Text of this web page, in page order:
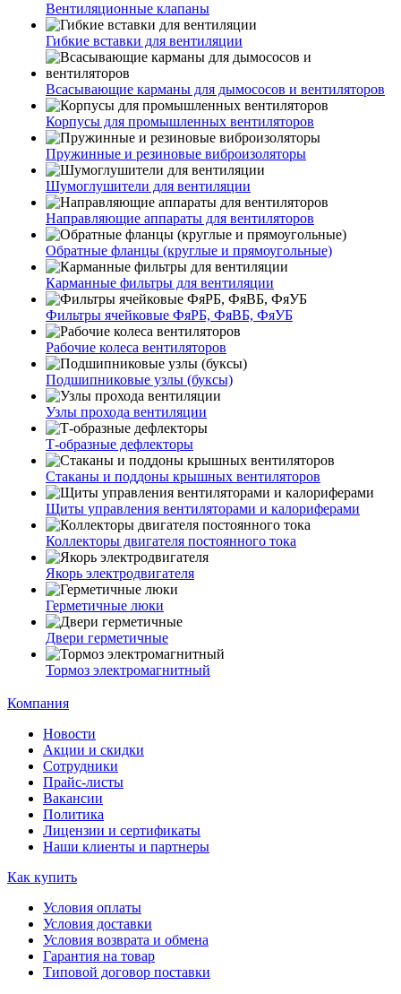
Вентиляционные клапаны
Гибкие вставки для вентиляции
Всасывающие карманы для дымососов и вентиляторов
Корпусы для промышленных вентиляторов
Пружинные и резиновые виброизоляторы
Шумоглушители для вентиляции
Направляющие аппараты для вентиляторов
Обратные фланцы (круглые и прямоугольные)
Карманные фильтры для вентиляции
Фильтры ячейковые ФяРБ, ФяВБ, ФяУБ
Рабочие колеса вентиляторов
Подшипниковые узлы (буксы)
Узлы прохода вентиляции
Т-образные дефлекторы
Стаканы и поддоны крышных вентиляторов
Щиты управления вентиляторами и калориферами
Коллекторы двигателя постоянного тока
Якорь электродвигателя
Герметичные люки
Двери герметичные
Тормоз электромагнитный
Компания
Новости
Акции и скидки
Сотрудники
Прайс-листы
Вакансии
Политика
Лицензии и сертификаты
Наши клиенты и партнеры
Как купить
Условия оплаты
Условия доставки
Условия возврата и обмена
Гарантия на товар
Типовой договор поставки